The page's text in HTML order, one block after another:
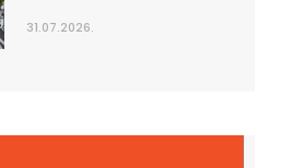
31.07.2026.